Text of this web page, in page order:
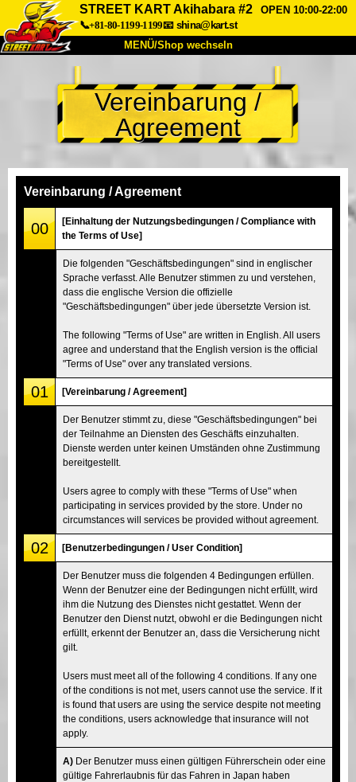
STREET KART Akihabara #2
OPEN 10:00-22:00
📞+81-80-1199-1199📧 shina@kart.st
MENÜ/Shop wechseln
Über uns Spezifikationen Preise
Anfahrt Bewertungen FAQ
Shop wechseln
Tokio Akihabara#2
Tokio Shibuya Annex Tokio Bucht
Tokio Asakusa
Vereinbarung /
Agreement
Vereinbarung / Agreement
00
[Einhaltung der Nutzungsbedingungen / Compliance with
the Terms of Use]
Die folgenden "Geschäftsbedingungen" sind in englischer
Sprache verfasst. Alle Benutzer stimmen zu und verstehen,
dass die englische Version die offizielle
"Geschäftsbedingungen" über jede übersetzte Version ist.
The following "Terms of Use" are written in English. All users
agree and understand that the English version is the official
"Terms of Use" over any translated versions.
01 [Vereinbarung / Agreement]
Der Benutzer stimmt zu, diese "Geschäftsbedingungen" bei
der Teilnahme an Diensten des Geschäfts einzuhalten.
Dienste werden unter keinen Umständen ohne Zustimmung
bereitgestellt.
Users agree to comply with these "Terms of Use" when
participating in services provided by the store. Under no
circumstances will services be provided without agreement.
02 [Benutzerbedingungen / User Condition]
Der Benutzer muss die folgenden 4 Bedingungen erfüllen.
Wenn der Benutzer eine der Bedingungen nicht erfüllt, wird
ihm die Nutzung des Dienstes nicht gestattet. Wenn der
Benutzer den Dienst nutzt, obwohl er die Bedingungen nicht
erfüllt, erkennt der Benutzer an, dass die Versicherung nicht
gilt.
Users must meet all of the following 4 conditions. If any one
of the conditions is not met, users cannot use the service. If it
is found that users are using the service despite not meeting
the conditions, users acknowledge that insurance will not
apply.
A) Der Benutzer muss einen gültigen Führerschein oder eine
gültige Fahrerlaubnis für das Fahren in Japan haben